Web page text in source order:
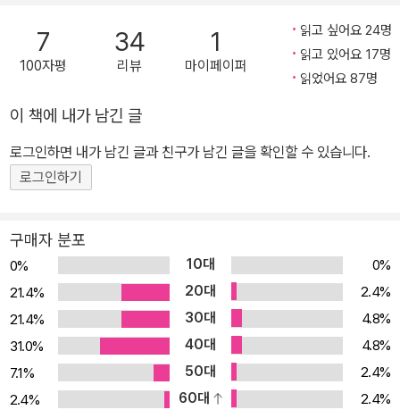
7
100자평
34
리뷰
1
마이페이퍼
읽고 싶어요 24명
읽고 있어요 17명
읽었어요 87명
이 책에 내가 남긴 글
로그인하면 내가 남긴 글과 친구가 남긴 글을 확인할 수 있습니다.
로그인하기
구매자 분포
0% 10대
0%
21.4%
20대
2.4%
21.4%
30대
4.8%
31.0%
40대
4.8%
7.1%
50대
2.4%
2.4%
60대 2.4%